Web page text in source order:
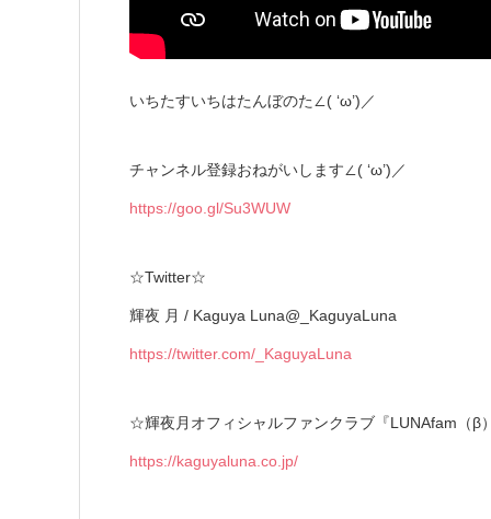
いちたすいちはたんぼのた∠( ‘ω’)／
チャンネル登録おねがいします∠( ‘ω’)／
https://goo.gl/Su3WUW
☆Twitter☆
輝夜 月 / Kaguya Luna@_KaguyaLuna
https://twitter.com/_KaguyaLuna
☆輝夜月オフィシャルファンクラブ『LUNAfam（β
https://kaguyaluna.co.jp/